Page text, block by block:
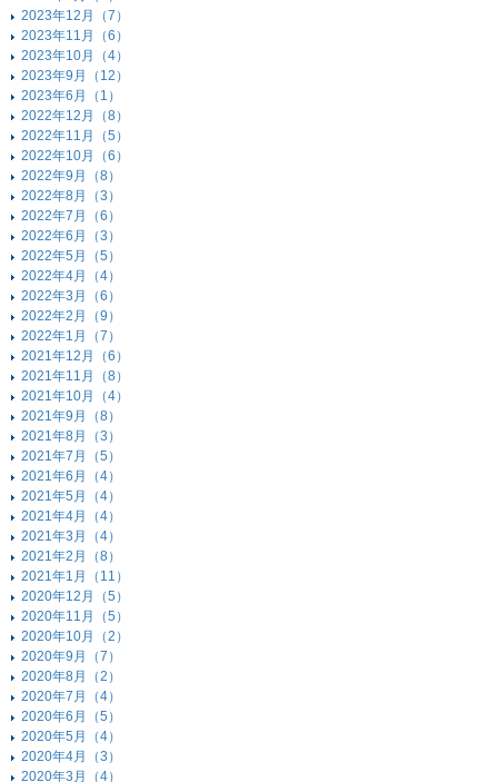
2023年12月（7）
2023年11月（6）
2023年10月（4）
2023年9月（12）
2023年6月（1）
2022年12月（8）
2022年11月（5）
2022年10月（6）
2022年9月（8）
2022年8月（3）
2022年7月（6）
2022年6月（3）
2022年5月（5）
2022年4月（4）
2022年3月（6）
2022年2月（9）
2022年1月（7）
2021年12月（6）
2021年11月（8）
2021年10月（4）
2021年9月（8）
2021年8月（3）
2021年7月（5）
2021年6月（4）
2021年5月（4）
2021年4月（4）
2021年3月（4）
2021年2月（8）
2021年1月（11）
2020年12月（5）
2020年11月（5）
2020年10月（2）
2020年9月（7）
2020年8月（2）
2020年7月（4）
2020年6月（5）
2020年5月（4）
2020年4月（3）
2020年3月（4）